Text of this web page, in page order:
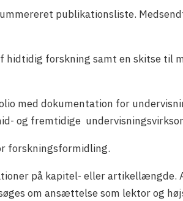
publikationsliste.
hidtidig forskning samt en skitse
med dokumentation for
og fremtidige
forskningsformidling.
på kapitel- eller
om ansættelse som lektor og